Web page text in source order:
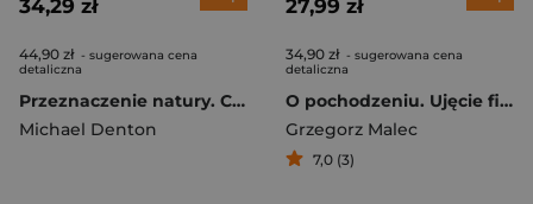
34,29 zł
44,90 zł - sugerowana cena
detaliczna
Przeznaczenie natury. Co prawa biologii mówią o naszym miejscu we Wszechświecie
Michael Denton
27,99 zł
34,90 zł - sugerowana cena
detaliczna
O pochodzeniu. Ujęcie filozoficzne
Grzegorz Malec
7,0 (3)